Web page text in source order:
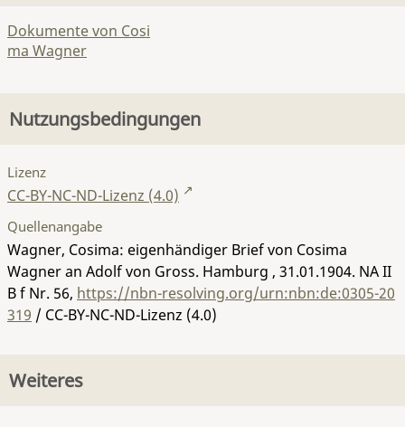
Dokumente von Cosi
ma Wagner
Nutzungsbedingungen
Lizenz
CC-BY-NC-ND-Lizenz (4.0)
Quellenangabe
Wagner, Cosima: eigenhändiger Brief von Cosima
Wagner an Adolf von Gross. Hamburg , 31.01.1904. NA II
B f Nr. 56, https://nbn-resolving.org/urn:nbn:de:0305-20
319 / CC-BY-NC-ND-Lizenz (4.0)
Weiteres